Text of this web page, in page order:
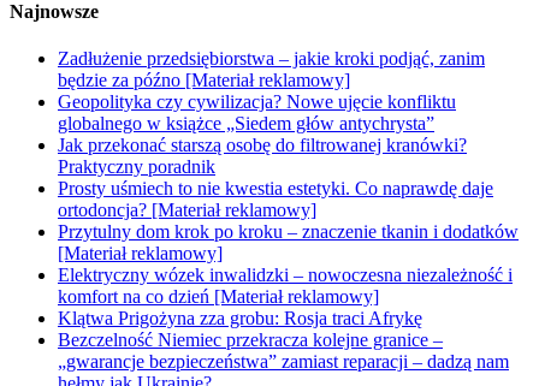
Najnowsze
Zadłużenie przedsiębiorstwa – jakie kroki podjąć, zanim
będzie za późno [Materiał reklamowy]
Geopolityka czy cywilizacja? Nowe ujęcie konfliktu
globalnego w książce „Siedem głów antychrysta”
Jak przekonać starszą osobę do filtrowanej kranówki?
Praktyczny poradnik
Prosty uśmiech to nie kwestia estetyki. Co naprawdę daje
ortodoncja? [Materiał reklamowy]
Przytulny dom krok po kroku – znaczenie tkanin i dodatków
[Materiał reklamowy]
Elektryczny wózek inwalidzki – nowoczesna niezależność i
komfort na co dzień [Materiał reklamowy]
Klątwa Prigożyna zza grobu: Rosja traci Afrykę
Bezczelność Niemiec przekracza kolejne granice –
„gwarancje bezpieczeństwa” zamiast reparacji – dadzą nam